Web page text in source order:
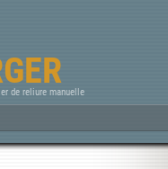
de reliure manuelle